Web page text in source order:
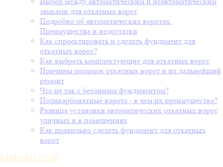
замками для откатных ворот
Подробно об автоматических воротах.
Преимущества и недостатки
Как спроектировать и сделать фундамент для
откатных ворот?
Как выбрать комплектующие для откатных ворот
Причины поломок откатных ворот и их дальнейший
ремонт
Что не так с бетонным фундаментом?
Поликарбонатные ворота - в чем их преимущества?
Разница установки автоматических откатных ворот
уличных и в помещениях
Как правильно сделать фундамент для откатных
ворот
8 (495) 411-27-16